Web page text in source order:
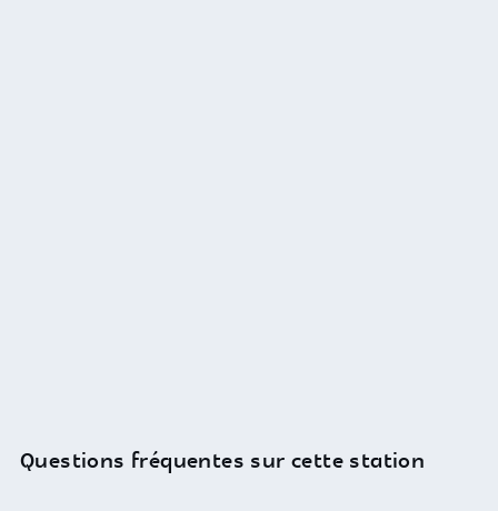
Questions fréquentes sur cette station